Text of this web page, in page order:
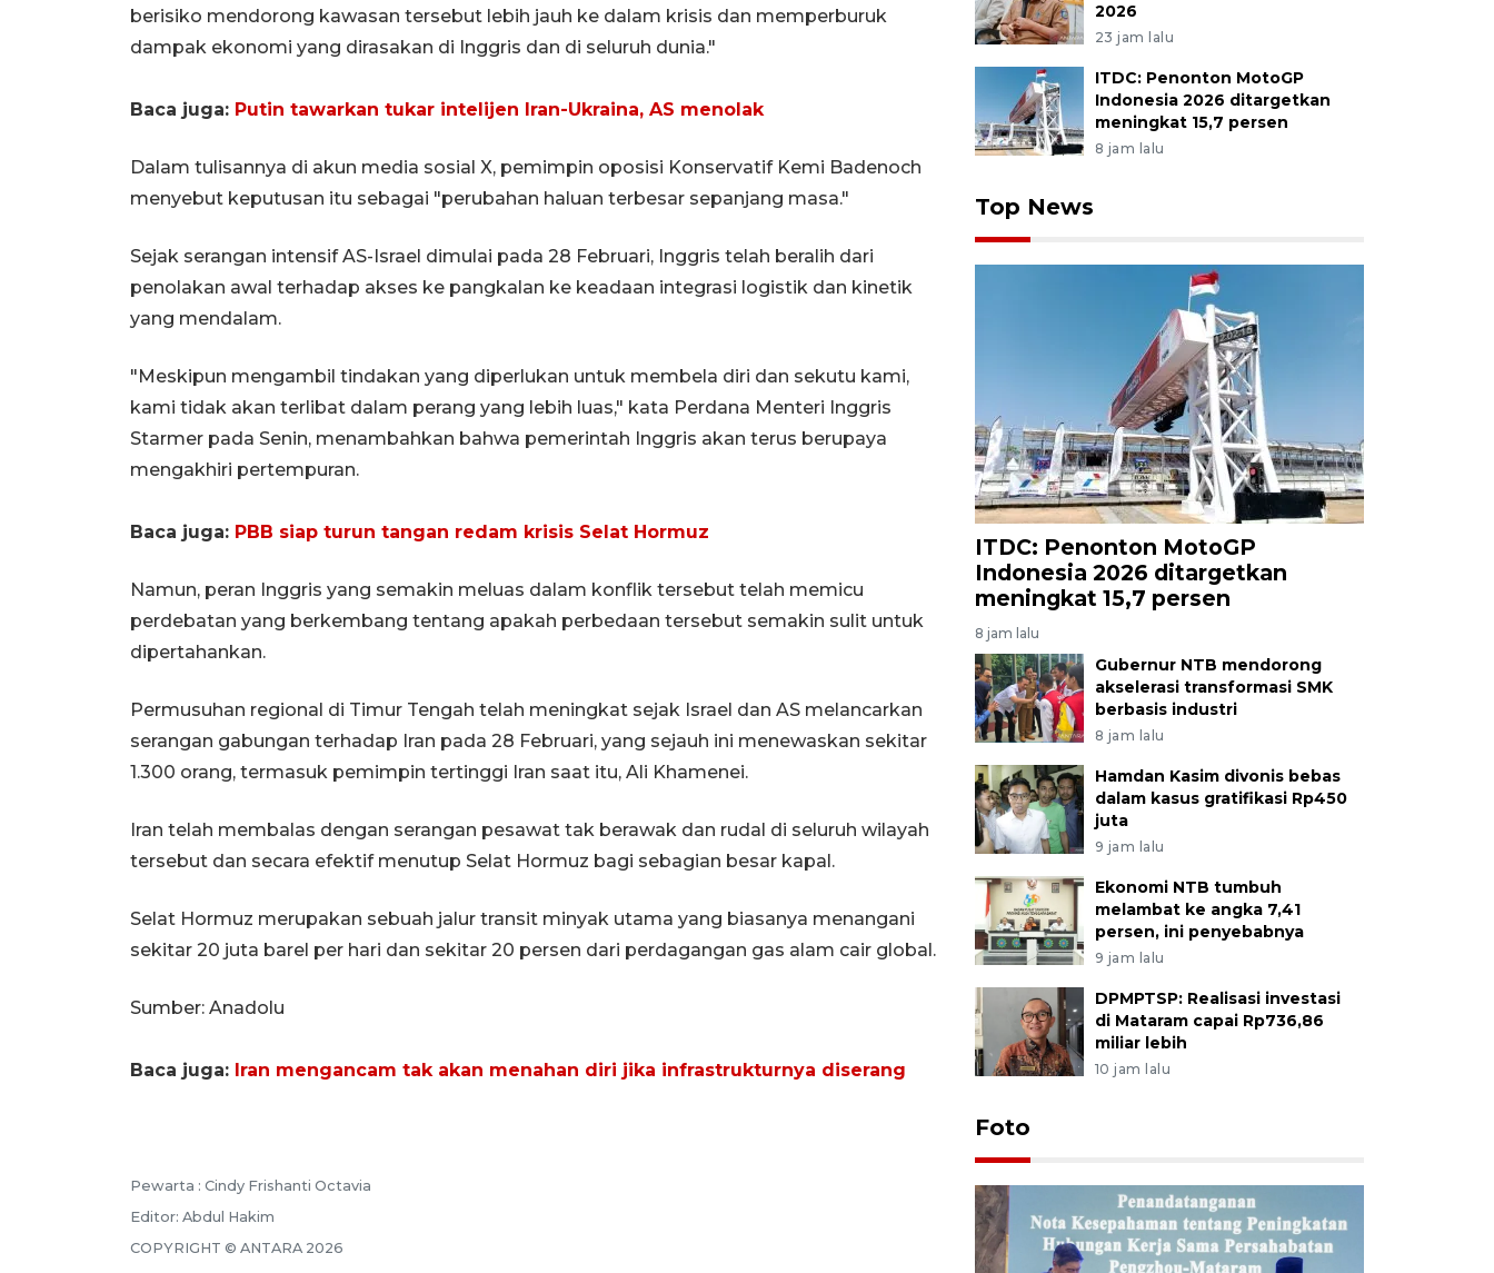
berisiko mendorong kawasan tersebut lebih jauh ke dalam krisis dan memperburuk
dampak ekonomi yang dirasakan di Inggris dan di seluruh dunia."
Baca juga: Putin tawarkan tukar intelijen Iran-Ukraina, AS menolak
Dalam tulisannya di akun media sosial X, pemimpin oposisi Konservatif Kemi Badenoch
menyebut keputusan itu sebagai "perubahan haluan terbesar sepanjang masa."
Sejak serangan intensif AS-Israel dimulai pada 28 Februari, Inggris telah beralih dari
penolakan awal terhadap akses ke pangkalan ke keadaan integrasi logistik dan kinetik
yang mendalam.
"Meskipun mengambil tindakan yang diperlukan untuk membela diri dan sekutu kami,
kami tidak akan terlibat dalam perang yang lebih luas," kata Perdana Menteri Inggris
Starmer pada Senin, menambahkan bahwa pemerintah Inggris akan terus berupaya
mengakhiri pertempuran.
Baca juga: PBB siap turun tangan redam krisis Selat Hormuz
Namun, peran Inggris yang semakin meluas dalam konflik tersebut telah memicu
perdebatan yang berkembang tentang apakah perbedaan tersebut semakin sulit untuk
dipertahankan.
Permusuhan regional di Timur Tengah telah meningkat sejak Israel dan AS melancarkan
serangan gabungan terhadap Iran pada 28 Februari, yang sejauh ini menewaskan sekitar
1.300 orang, termasuk pemimpin tertinggi Iran saat itu, Ali Khamenei.
Iran telah membalas dengan serangan pesawat tak berawak dan rudal di seluruh wilayah
tersebut dan secara efektif menutup Selat Hormuz bagi sebagian besar kapal.
Selat Hormuz merupakan sebuah jalur transit minyak utama yang biasanya menangani
sekitar 20 juta barel per hari dan sekitar 20 persen dari perdagangan gas alam cair global.
Sumber: Anadolu
Baca juga: Iran mengancam tak akan menahan diri jika infrastrukturnya diserang
Pewarta : Cindy Frishanti Octavia
Editor: Abdul Hakim
COPYRIGHT © ANTARA 2026
2026
23 jam lalu
ITDC: Penonton MotoGP
Indonesia 2026 ditargetkan
meningkat 15,7 persen
8 jam lalu
Top News
ITDC: Penonton MotoGP
Indonesia 2026 ditargetkan
meningkat 15,7 persen
8 jam lalu
Gubernur NTB mendorong
akselerasi transformasi SMK
berbasis industri
8 jam lalu
Hamdan Kasim divonis bebas
dalam kasus gratifikasi Rp450
juta
9 jam lalu
Ekonomi NTB tumbuh
melambat ke angka 7,41
persen, ini penyebabnya
9 jam lalu
DPMPTSP: Realisasi investasi
di Mataram capai Rp736,86
miliar lebih
10 jam lalu
Foto